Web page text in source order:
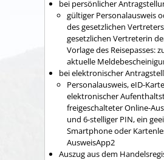
bei persönlicher
gültiger Personalausweis
des gesetzlichen
gesetzlichen Vertreterin
Vorlage des Reisepasses:
aktuelle
bei elektronischer
Personalausweis, eID-
elektronischer
freigeschalteter Online-
und 6-stelliger PIN, ein
Smartphone oder
AusweisApp2
Auszug aus dem